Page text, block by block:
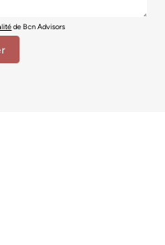
de Bcn Advisors